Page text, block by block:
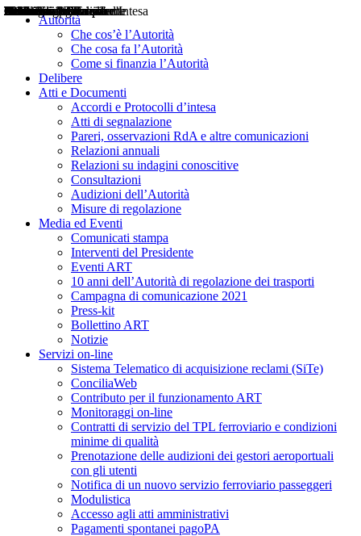
Autorità
Che cos’è l’Autorità
Che cosa fa l’Autorità
Come si finanzia l’Autorità
Delibere
Atti e Documenti
Accordi e Protocolli d’intesa
Atti di segnalazione
Pareri, osservazioni RdA e altre comunicazioni
Relazioni annuali
Relazioni su indagini conoscitive
Consultazioni
Audizioni dell’Autorità
Misure di regolazione
Media ed Eventi
Comunicati stampa
Interventi del Presidente
Eventi ART
10 anni dell’Autorità di regolazione dei trasporti
Campagna di comunicazione 2021
Press-kit
Bollettino ART
Notizie
Servizi on-line
Sistema Telematico di acquisizione reclami (SiTe)
ConciliaWeb
Contributo per il funzionamento ART
Monitoraggi on-line
Contratti di servizio del TPL ferroviario e condizioni
minime di qualità
Prenotazione delle audizioni dei gestori aeroportuali
con gli utenti
Notifica di un nuovo servizio ferroviario passeggeri
Modulistica
Accesso agli atti amministrativi
Pagamenti spontanei pagoPA
Delibere
Pareri
Consultazioni
Audizioni
Atti di Segnalazione
Accordi e Protocolli d'Intesa
Relazioni annuali
Misure di regolazione
Notizie
Comunicati Stampa
Bollettini ART
Convegni ART
Interviste del Presidente
Articoli in primo piano
Interventi del Presidente
2004
2005
2010
2013
2014
2015
2016
2017
2018
2019
202
2020
2021
2022
2023
2024
2025
2026
Aereo
Marittimo
Terrestre